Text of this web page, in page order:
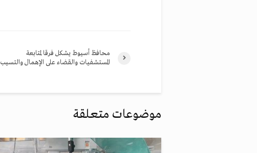
محافظ أسيوط يشكل فرقا لمتابعة
المستشفيات والقضاء على الإهمال والتسيب
موضوعات متعلقة